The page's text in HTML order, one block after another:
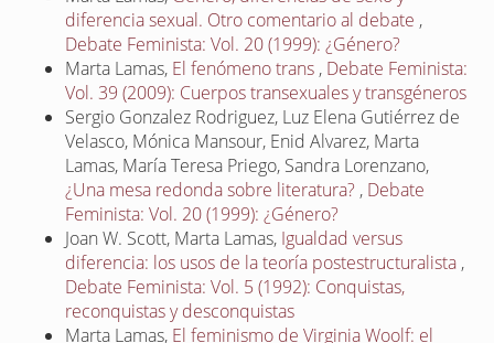
diferencia sexual. Otro comentario al debate ,
Debate Feminista: Vol. 20 (1999): ¿Género?
Marta Lamas, El fenómeno trans , Debate Feminista:
Vol. 39 (2009): Cuerpos transexuales y transgéneros
Sergio Gonzalez Rodriguez, Luz Elena Gutiérrez de
Velasco, Mónica Mansour, Enid Alvarez, Marta
Lamas, María Teresa Priego, Sandra Lorenzano,
¿Una mesa redonda sobre literatura? , Debate
Feminista: Vol. 20 (1999): ¿Género?
Joan W. Scott, Marta Lamas, Igualdad versus
diferencia: los usos de la teoría postestructuralista ,
Debate Feminista: Vol. 5 (1992): Conquistas,
reconquistas y desconquistas
Marta Lamas, El feminismo de Virginia Woolf: el